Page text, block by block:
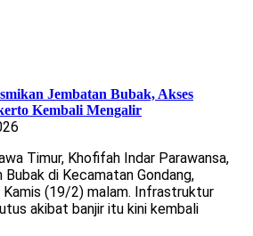
Jembatan Bubak, Akses
Kembali Mengalir
Timur, Khofifah Indar Parawansa,
di Kecamatan Gondang,
(19/2) malam. Infrastruktur
akibat banjir itu kini kembali